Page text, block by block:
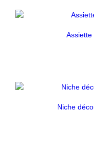
Assiette
Niche